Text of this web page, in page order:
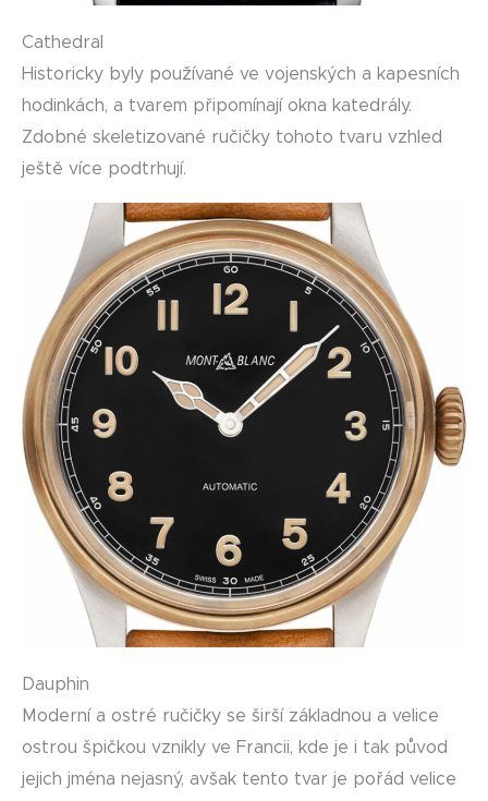
Cathedral
Historicky byly používané ve vojenských a kapesních
hodinkách, a tvarem připomínají okna katedrály.
Zdobné skeletizované ručičky tohoto tvaru vzhled
ještě více podtrhují.
Dauphin
Moderní a ostré ručičky se širší základnou a velice
ostrou špičkou vznikly ve Francii, kde je i tak původ
jejich jména nejasný, avšak tento tvar je pořád velice